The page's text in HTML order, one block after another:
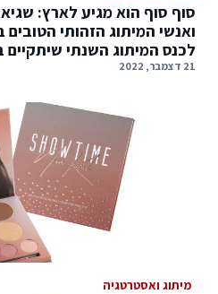
סוף סוף הוא מגיע לארץ:
ואנשי המיתוג הזהותי
לכנס המיתוג השנתי שיתקיים
21 דצמבר, 2022
מיתוג ואסטרטגיה